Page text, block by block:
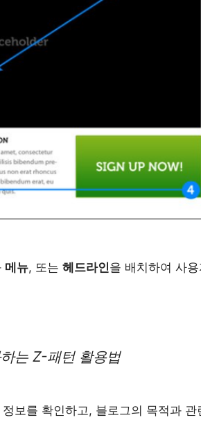
메뉴, 또는 헤드라인을 배치하여 사
는 Z-패턴 활용법
보를 확인하고, 블로그의 목적과 관